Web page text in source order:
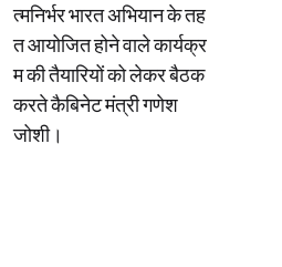
त्मनिर्भर भारत अभियान के तह
त आयोजित होने वाले कार्यक्र
म की तैयारियों को लेकर बैठक
करते कैबिनेट मंत्री गणेश
जोशी।